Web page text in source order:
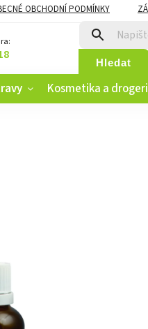
OBCHODNÍ PODMÍNKY
VĚRNOSTNÍ PROGRAM
Hledat
Kosmetika a